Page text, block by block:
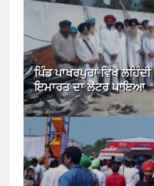
ਪਿੰਡ ਪਾਖਰਪੁਰਾ ਵਿਖੇ
ਇਮਾਰਤ ਦਾ ਲੈਂਟਰ ਪਾਇਆ